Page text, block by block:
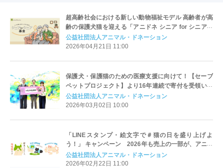
超高齢社会における新しい動物福祉モデル 高齢者が高
齢の保護犬猫を迎える「アニドネ シニア for シニア基
金」を設立
公益社団法人アニマル・ドネーション
2026年04月21日 11:00
保護犬・保護猫のための医療支援に向けて！【セーブ
ペットプロジェクト】より16年連続で寄付を受領いた
しました
公益社団法人アニマル・ドネーション
2026年03月02日 10:00
「LINEスタンプ・絵文字で＃猫の日を盛り上げよ
う！」 キャンペーン 2026年も売上の一部が、アニマ
ル・ドネーションを通じて猫の保護・福祉活動に役立
てられます！
公益社団法人アニマル・ドネーション
2026年02月22日 11:00